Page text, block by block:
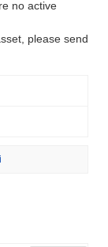
no active
please send